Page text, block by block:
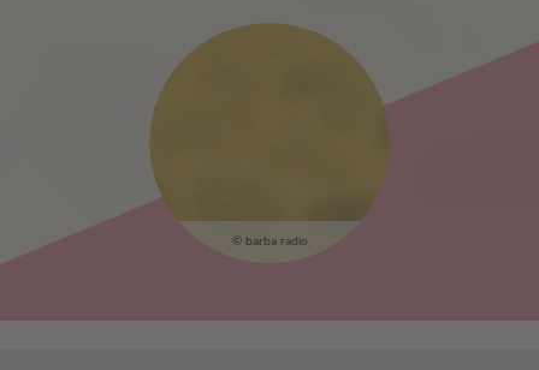
barba radio